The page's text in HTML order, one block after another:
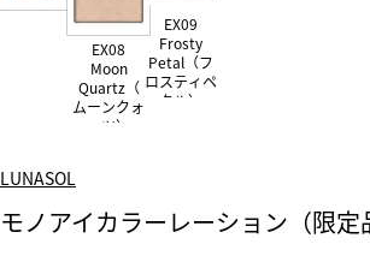
EX08
Moon
Quartz（
ムーンクォ
ーツ）
EX09
Frosty
Petal（フ
ロスティペ
タル）
LUNASOL
モノアイカラーレーション（限定